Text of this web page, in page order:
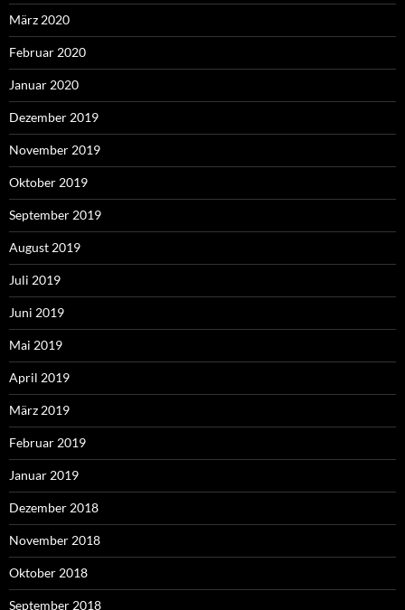
März 2020
Februar 2020
Januar 2020
Dezember 2019
November 2019
Oktober 2019
September 2019
August 2019
Juli 2019
Juni 2019
Mai 2019
April 2019
März 2019
Februar 2019
Januar 2019
Dezember 2018
November 2018
Oktober 2018
September 2018